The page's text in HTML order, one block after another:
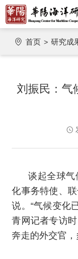
首页 > 研究成
刘振民：气
谈起全球
化事务特使、
说。“气候变化
青网记者专访
奔走的外交官，